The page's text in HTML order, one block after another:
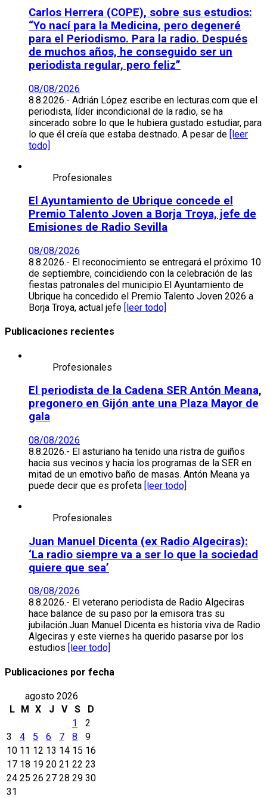
Carlos Herrera (COPE), sobre sus estudios:
“Yo nací para la Medicina, pero degeneré
para el Periodismo. Para la radio. Después
de muchos años, he conseguido ser un
periodista regular, pero feliz”
08/08/2026
8.8.2026.- Adrián López escribe en lecturas.com que el
periodista, líder incondicional de la radio, se ha
sincerado sobre lo que le hubiera gustado estudiar, para
lo que él creía que estaba destnado. A pesar de [leer
todo]
Profesionales
El Ayuntamiento de Ubrique concede el
Premio Talento Joven a Borja Troya, jefe de
Emisiones de Radio Sevilla
08/08/2026
8.8.2026.- El reconocimiento se entregará el próximo 10
de septiembre, coincidiendo con la celebración de las
fiestas patronales del municipio.El Ayuntamiento de
Ubrique ha concedido el Premio Talento Joven 2026 a
Borja Troya, actual jefe [leer todo]
Publicaciones recientes
Profesionales
El periodista de la Cadena SER Antón Meana,
pregonero en Gijón ante una Plaza Mayor de
gala
08/08/2026
8.8.2026.- El asturiano ha tenido una ristra de guiños
hacia sus vecinos y hacia los programas de la SER en
mitad de un emotivo baño de masas. Antón Meana ya
puede decir que es profeta [leer todo]
Profesionales
Juan Manuel Dicenta (ex Radio Algeciras):
‘La radio siempre va a ser lo que la sociedad
quiere que sea’
08/08/2026
8.8.2026.- El veterano periodista de Radio Algeciras
hace balance de su paso por la emisora tras su
jubilación.Juan Manuel Dicenta es historia viva de Radio
Algeciras y este viernes ha querido pasarse por los
estudios
[leer todo]
Publicaciones por fecha
agosto 2026
L
M X J V S
D
1
2
3
4 5 6 7 8
9
10 11 12 13 14 15 16
17 18 19 20 21 22 23
24 25 26 27 28 29 30
31